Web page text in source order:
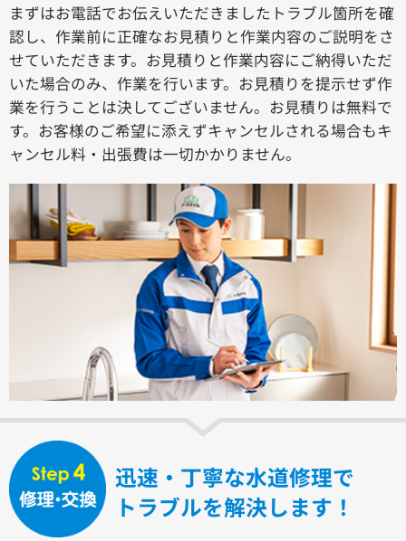
まずはお電話でお伝えいただきましたトラブル箇所を確
認し、作業前に正確なお見積りと作業内容のご説明をさ
せていただきます。お見積りと作業内容にご納得いただ
いた場合のみ、作業を行います。お見積りを提示せず作
業を行うことは決してございません。お見積りは無料で
す。お客様のご希望に添えずキャンセルされる場合もキ
ャンセル料・出張費は一切かかりません。
迅速・丁寧な水道修理で
トラブルを解決します！